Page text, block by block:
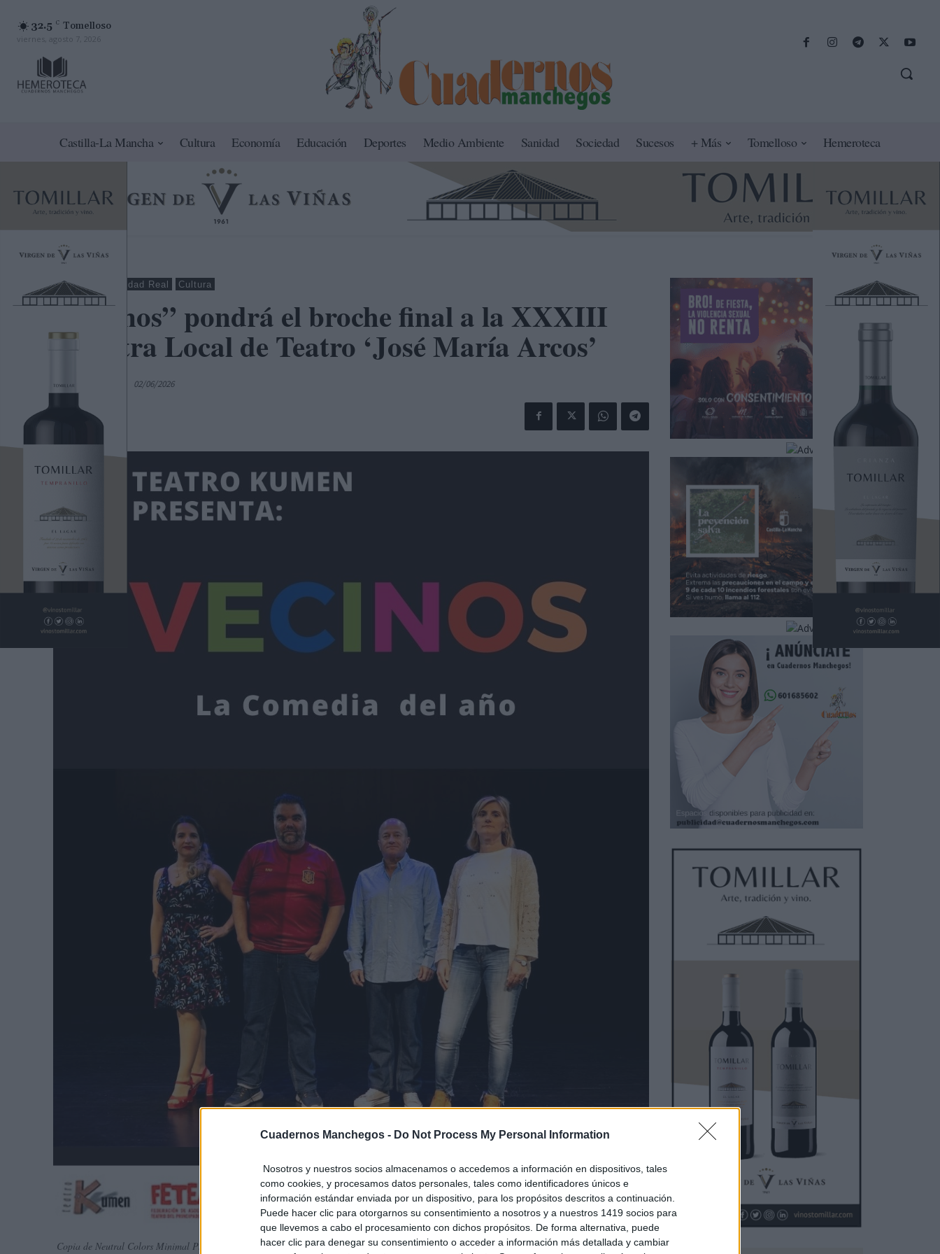
Cuadernos Manchegos - Do Not Process My Personal Information
Nosotros y nuestros socios almacenamos o accedemos a información en dispositivos, tales
como cookies, y procesamos datos personales, tales como identificadores únicos e
información estándar enviada por un dispositivo, para los propósitos descritos a continuación.
Puede hacer clic para otorgarnos su consentimiento a nosotros y a nuestros 1419 socios para
que llevemos a cabo el procesamiento con dichos propósitos. De forma alternativa, puede
hacer clic para denegar su consentimiento o acceder a información más detallada y cambiar
32.5 C Tomelloso
viernes, agosto 7, 2026
Castilla-La Mancha Cultura Economía Educación Deportes Medio Ambiente Sanidad Sociedad Sucesos + Más Tomelloso Hemeroteca
Tomelloso Ciudad Real Cultura
“Vecinos” pondrá el broche final a la XXXIII
Muestra Local de Teatro ‘José María Arcos’
Por C. Manchegos 02/06/2026
Copia de Neutral Colors Minimal Photographic Motivational Quote Women Instagram Story - 1